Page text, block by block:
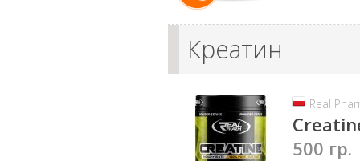
Креатин
Real
500 гр.